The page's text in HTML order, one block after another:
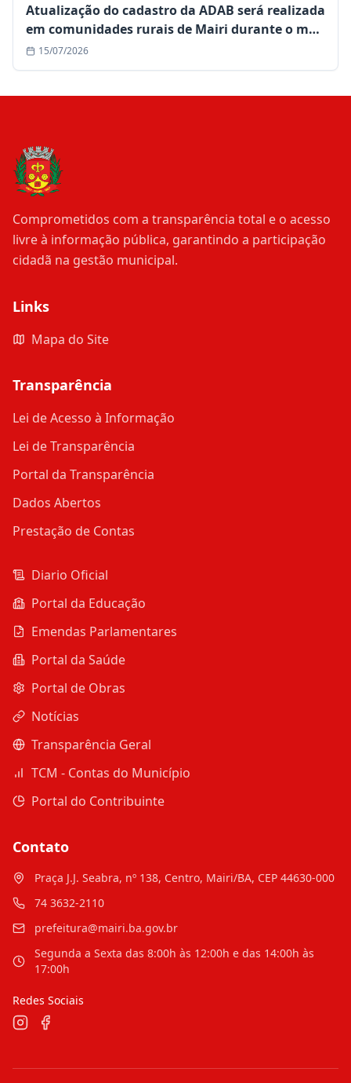
Atualização do cadastro da ADAB será realizada
em comunidades rurais de Mairi durante o mês
de julho
15/07/2026
Comprometidos com a transparência total e o acesso
livre à informação pública, garantindo a participação
cidadã na gestão municipal.
Links
Mapa do Site
Transparência
Lei de Acesso à Informação
Lei de Transparência
Portal da Transparência
Dados Abertos
Prestação de Contas
Diario Oficial
Portal da Educação
Emendas Parlamentares
Portal da Saúde
Portal de Obras
Notícias
Transparência Geral
TCM - Contas do Município
Portal do Contribuinte
Contato
Praça J.J. Seabra, nº 138, Centro, Mairi/BA, CEP 44630-000
74 3632-2110
prefeitura@mairi.ba.gov.br
Segunda a Sexta das 8:00h às 12:00h e das 14:00h às
17:00h
Redes Sociais